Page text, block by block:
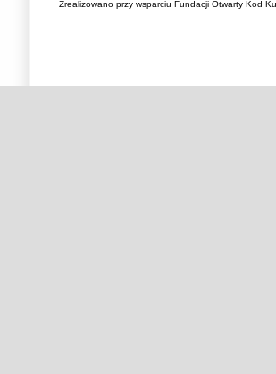
Zrealizowano przy wsparciu Fundacji Otwarty Kod